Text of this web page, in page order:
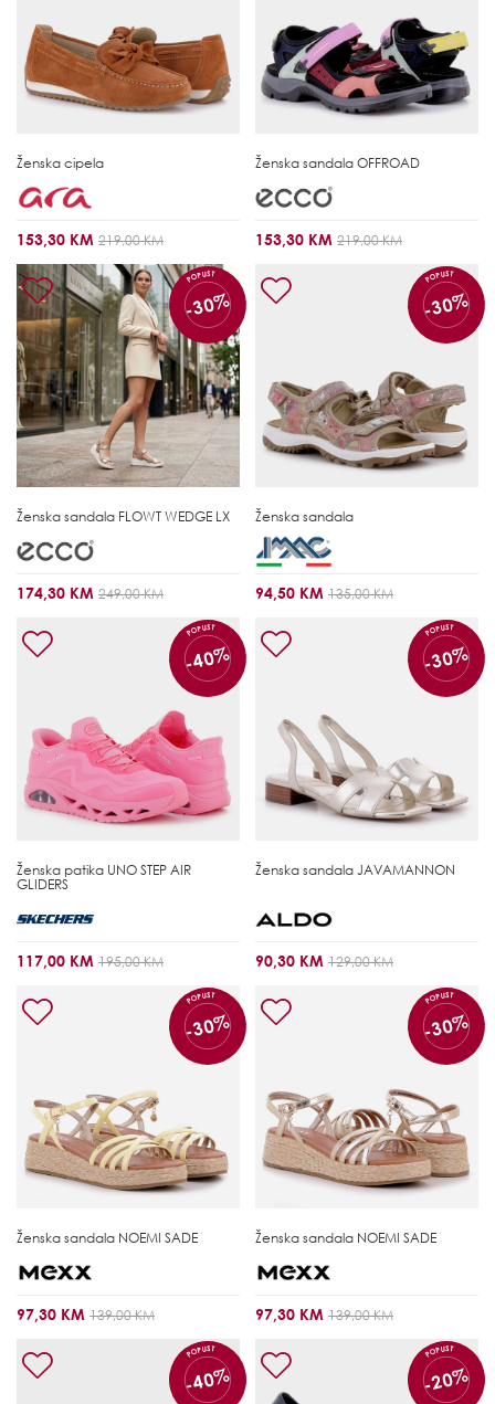
Ženska cipela
153,30 KM 219,00 KM
Ženska sandala OFFROAD
153,30 KM 219,00 KM
POPUST
-30%
Ženska sandala FLOWT WEDGE LX
174,30 KM 249,00 KM
POPUST
-30%
Ženska sandala
94,50 KM 135,00 KM
POPUST
-40%
Ženska patika UNO STEP AIR
GLIDERS
117,00 KM 195,00 KM
POPUST
-30%
Ženska sandala JAVAMANNON
90,30 KM 129,00 KM
POPUST
-30%
Ženska sandala NOEMI SADE
97,30 KM 139,00 KM
POPUST
-30%
Ženska sandala NOEMI SADE
97,30 KM 139,00 KM
POPUST
-40%
POPUST
-20%